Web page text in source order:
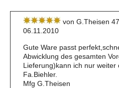
von G.Theisen
06.11.2010
Gute Ware passt
Abwicklung des gesamten
Lieferung)kann ich nur weiter
Fa.Biehler.
Mfg G.Theisen